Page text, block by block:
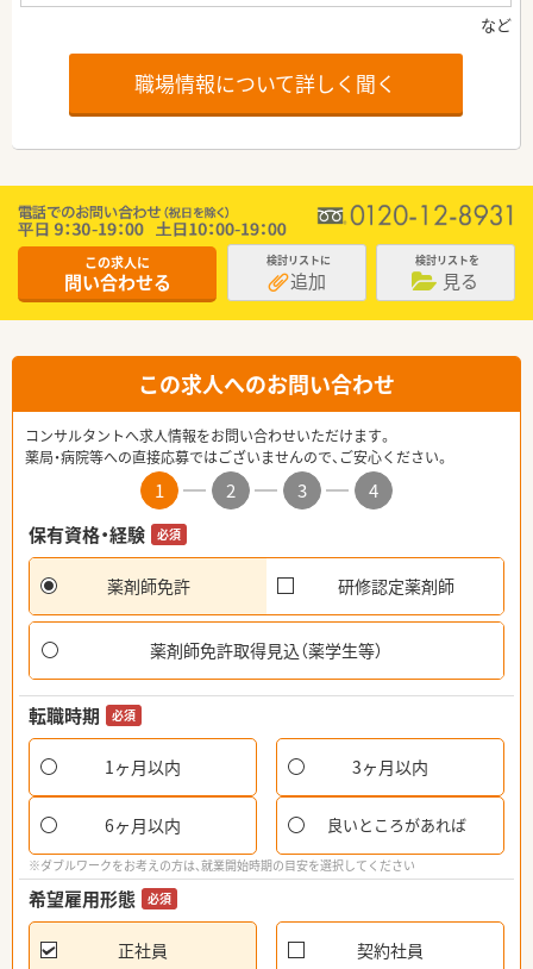
職場情報について詳しく聞く
この求人に
問い合わせる
検討リストに
追加
検討リストを
見る
この求人へのお問い合わせ
コンサルタントへ求人情報をお問い合わせいただけます。
薬局・病院等への直接応募ではございませんので、ご安心ください。
1 2 3
4
保有資格・経験
必須
薬剤師免許 研修認定薬剤師
薬剤師免許取得見込（薬学生等）
転職時期 必須
1ヶ月以内 3ヶ月以内
6ヶ月以内 良いところがあれば
※ダブルワークをお考えの方は、就業開始時期の目安を選択してください
希望雇用形態 必須
正社員 契約社員